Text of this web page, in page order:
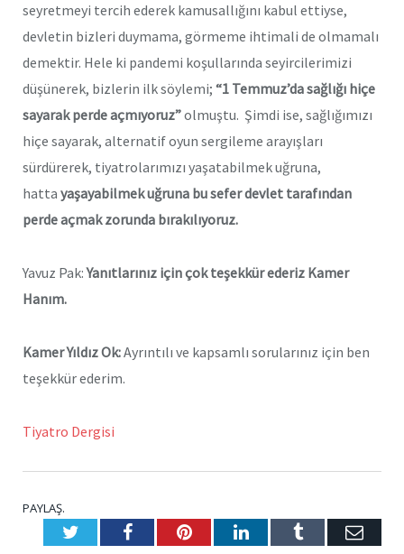
seyretmeyi tercih ederek kamusallığını kabul ettiyse,
devletin bizleri duymama, görmeme ihtimali de olmamalı
demektir. Hele ki pandemi koşullarında seyircilerimizi
düşünerek, bizlerin ilk söylemi; “1 Temmuz’da sağlığı hiçe
sayarak perde açmıyoruz”olmuştu. Şimdi ise, sağlığımızı
hiçe sayarak, alternatif oyun sergileme arayışları
sürdürerek, tiyatrolarımızı yaşatabilmek uğruna,
hatta yaşayabilmek uğruna bu sefer devlet tarafından
perde açmak zorunda bırakılıyoruz.
Yavuz Pak:Yanıtlarınız için çok teşekkür ederiz Kamer
Hanım.
Kamer Yıldız Ok:Ayrıntılı ve kapsamlı sorularınız için ben
teşekkür ederim.
Tiyatro Dergisi
PAYLAŞ.
TwitterFacebookPinterestLinkedInTumblr E-